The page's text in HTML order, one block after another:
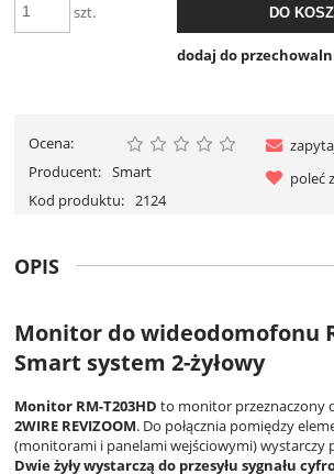
szt. DO
dodaj do
Ocena:
Producent: Smart
Kod produktu: 2124
poleć
OPIS
Monitor do wideodomofonu
Smart system 2-żyłowy
Monitor RM-T203HD to monitor przeznaczony
2WIRE REVIZOOM. Do połącznia pomiędzy
(monitorami i panelami wejściowymi) wystarczy
Dwie żyły wystarczą do przesyłu sygnału